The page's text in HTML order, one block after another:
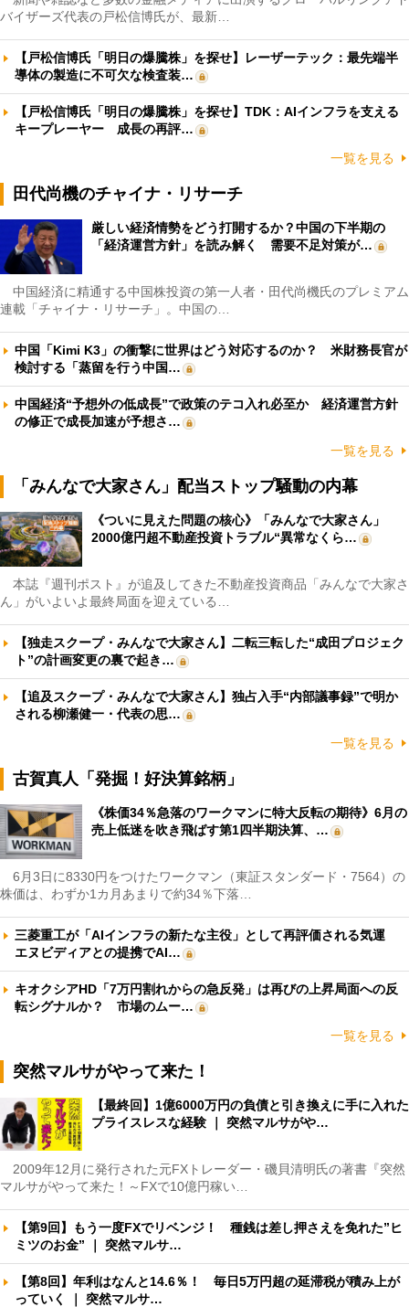
バイザーズ代表の戸松信博氏が、最新…
【戸松信博氏「明日の爆騰株」を探せ】レーザーテック：最先端半
導体の製造に不可欠な検査装…
【戸松信博氏「明日の爆騰株」を探せ】TDK：AIインフラを支える
キープレーヤー 成長の再評…
一覧を見る
田代尚機のチャイナ・リサーチ
厳しい経済情勢をどう打開するか？中国の下半期の
「経済運営方針」を読み解く 需要不足対策が…
中国経済に精通する中国株投資の第一人者・田代尚機氏のプレミアム
連載「チャイナ・リサーチ」。中国の…
中国「Kimi K3」の衝撃に世界はどう対応するのか？ 米財務長官が
検討する「蒸留を行う中国…
中国経済“予想外の低成長”で政策のテコ入れ必至か 経済運営方針
の修正で成長加速が予想さ…
一覧を見る
「みんなで大家さん」配当ストップ騒動の内幕
《ついに見えた問題の核心》「みんなで大家さん」
2000億円超不動産投資トラブル“異常なくら…
本誌『週刊ポスト』が追及してきた不動産投資商品「みんなで大家さ
ん」がいよいよ最終局面を迎えている…
【独走スクープ・みんなで大家さん】二転三転した“成田プロジェク
ト”の計画変更の裏で起き…
【追及スクープ・みんなで大家さん】独占入手“内部議事録”で明か
される柳瀬健一・代表の思…
一覧を見る
古賀真人「発掘！好決算銘柄」
《株価34％急落のワークマンに特大反転の期待》6月の
売上低迷を吹き飛ばす第1四半期決算、…
6月3日に8330円をつけたワークマン（東証スタンダード・7564）の
株価は、わずか1カ月あまりで約34％下落…
三菱重工が「AIインフラの新たな主役」として再評価される気運
エヌビディアとの提携でAI…
キオクシアHD「7万円割れからの急反発」は再びの上昇局面への反
転シグナルか？ 市場のムー…
一覧を見る
突然マルサがやって来た！
【最終回】1億6000万円の負債と引き換えに手に入れた
プライスレスな経験 ｜ 突然マルサがや…
2009年12月に発行された元FXトレーダー・磯貝清明氏の著書『突然
マルサがやって来た！～FXで10億円稼い…
【第9回】もう一度FXでリベンジ！ 種銭は差し押さえを免れた”ヒ
ミツのお金” ｜ 突然マルサ…
【第8回】年利はなんと14.6％！ 毎日5万円超の延滞税が積み上が
っていく ｜ 突然マルサ…